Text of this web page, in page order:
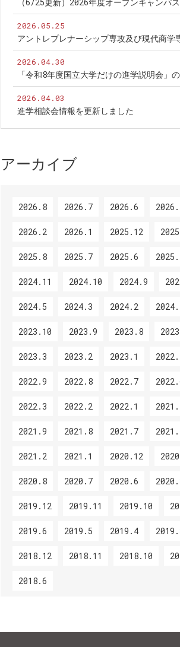
2026.05.25
アントレプレナーシップ専攻及び現代商学
2026.04.30
「令和8年度国立大学だけの進学説明会」
2026.04.03
進学相談会情報を更新しました
アーカイブ
2026.8 2026.7 2026.6
2026.2 2026.1 2025.12
2025.8 2025.7 2025.6
2024.11 2024.10 2024.9
2024.5 2024.3 2024.2
2023.10 2023.9 2023.8
2023.3 2023.2 2023.1
2022.9 2022.8 2022.7
2022.3 2022.2 2022.1
2021.9 2021.8 2021.7
2021.2 2021.1 2020.12
2020.8 2020.7 2020.6
2019.12 2019.11 2019.10
2019.6 2019.5 2019.4
2018.12 2018.11 2018.10
2018.6